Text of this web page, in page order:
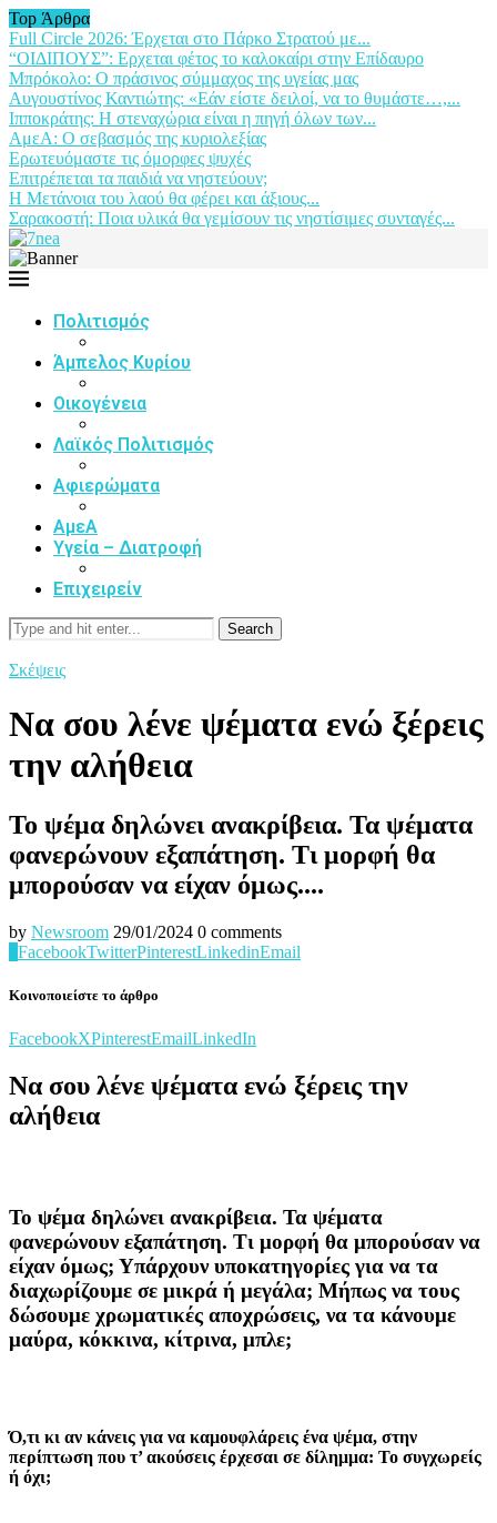
Top Άρθρα
Full Circle 2026: Έρχεται στο Πάρκο Στρατού με...
“ΟΙΔΙΠΟΥΣ”: Ερχεται φέτος το καλοκαίρι στην Επίδαυρο
Μπρόκολο: Ο πράσινος σύμμαχος της υγείας μας
Αυγουστίνος Καντιώτης: «Εάν είστε δειλοί, να το θυμάστε…,...
Ιπποκράτης: Η στεναχώρια είναι η πηγή όλων των...
ΑμεΑ: Ο σεβασμός της κυριολεξίας
Ερωτευόμαστε τις όμορφες ψυχές
Επιτρέπεται τα παιδιά να νηστεύουν;
Η Μετάνοια του λαού θα φέρει και άξιους...
Σαρακοστή: Ποια υλικά θα γεμίσουν τις νηστίσιμες συνταγές...
Πολιτισμός
Άμπελος Κυρίου
Οικογένεια
Λαϊκός Πολιτισμός
Αφιερώματα
ΑμεΑ
Υγεία – Διατροφή
Επιχειρείν
Search
Σκέψεις
Να σου λένε ψέματα ενώ ξέρεις
την αλήθεια
Το ψέμα δηλώνει ανακρίβεια. Τα ψέματα
φανερώνουν εξαπάτηση. Τι μορφή θα
μπορούσαν να είχαν όμως....
by Newsroom 29/01/2024 0 comments
FacebookTwitterPinterestLinkedinEmail
Κοινοποιείστε το άρθρο
FacebookXPinterestEmailLinkedIn
Να σου λένε ψέματα ενώ ξέρεις την
αλήθεια
Το ψέμα δηλώνει ανακρίβεια. Τα ψέματα
φανερώνουν εξαπάτηση. Τι μορφή θα μπορούσαν να
είχαν όμως; Υπάρχουν υποκατηγορίες για να τα
διαχωρίζουμε σε μικρά ή μεγάλα; Μήπως να τους
δώσουμε χρωματικές αποχρώσεις, να τα κάνουμε
μαύρα, κόκκινα, κίτρινα, μπλε;
Ό,τι κι αν κάνεις για να καμουφλάρεις ένα ψέμα, στην
περίπτωση που τ’ ακούσεις έρχεσαι σε δίλημμα: Το συγχωρείς
ή όχι;